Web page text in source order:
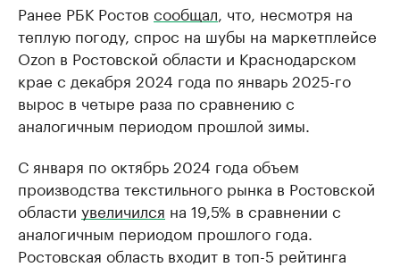
Ранее РБК Ростов сообщал , что, несмотря на
теплую погоду, спрос на шубы на маркетплейсе
Ozon в Ростовской области и Краснодарском
крае с декабря 2024 года по январь 2025-го
вырос в четыре раза по сравнению с
аналогичным периодом прошлой зимы.
С января по октябрь 2024 года объем
производства текстильного рынка в Ростовской
области увеличился на 19,5% в сравнении с
аналогичным периодом прошлого года.
Ростовская область входит в топ-5 рейтинга